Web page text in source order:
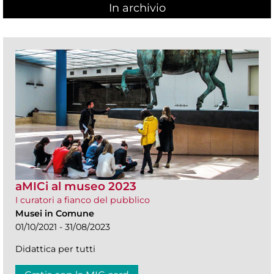
In archivio
aMICi al museo 2023
I curatori a fianco del pubblico
Musei in Comune
01/10/2021 - 31/08/2023
Didattica per tutti